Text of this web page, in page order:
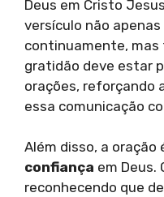
Deus em Cristo
versículo não
continuamente, mas
gratidão deve estar
orações, reforçando
essa comunicação
Além disso, a oração
confiança em Deus.
reconhecendo que